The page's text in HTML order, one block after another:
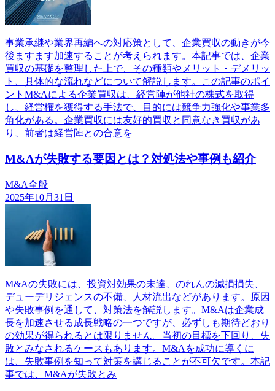
事業承継や業界再編への対応策として、企業買収の動きが今
後ますます加速することが考えられます。本記事では、企業
買収の基礎を整理した上で、その種類やメリット・デメリッ
ト、具体的な流れなどについて解説します。この記事のポイ
ントM&Aによる企業買収は、経営陣が他社の株式を取得
し、経営権を獲得する手法で、目的には競争力強化や事業多
角化がある。企業買収には友好的買収と同意なき買収があ
り、前者は経営陣との合意を
M&Aが失敗する要因とは？対処法や事例も紹介
M&A全般
2025年10月31日
M&Aの失敗には、投資対効果の未達、のれんの減損損失、
デューデリジェンスの不備、人材流出などがあります。原因
や失敗事例を通して、対策法を解説します。M&Aは企業成
長を加速させる成長戦略の一つですが、必ずしも期待どおり
の効果が得られるとは限りません。当初の目標を下回り、失
敗とみなされるケースもあります。M&Aを成功に導くに
は、失敗事例を知って対策を講じることが不可欠です。本記
事では、M&Aが失敗とみ